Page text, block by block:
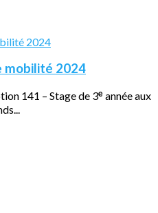
mobilité 2024
141 – Stage de 3ᵉ année aux